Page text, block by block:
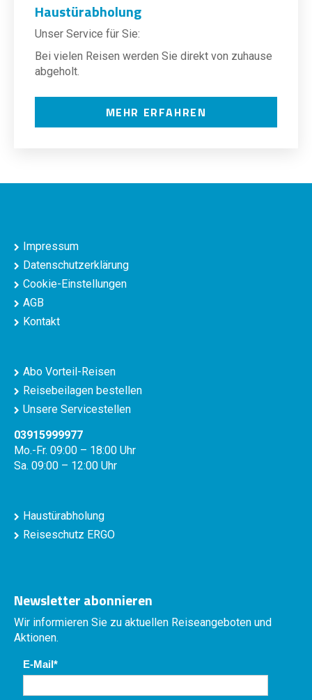
Haustürabholung
Unser Service für Sie:
Bei vielen Reisen werden Sie direkt von zuhause
abgeholt.
MEHR ERFAHREN
Impressum
Datenschutzerklärung
Cookie-Einstellungen
AGB
Kontakt
Abo Vorteil-Reisen
Reisebeilagen bestellen
Unsere Servicestellen
03915999977
Mo.-Fr. 09:00 – 18:00 Uhr
Sa. 09:00 – 12:00 Uhr
Haustürabholung
Reiseschutz ERGO
Newsletter abonnieren
Wir informieren Sie zu aktuellen Reiseangeboten und
Aktionen.
E-Mail